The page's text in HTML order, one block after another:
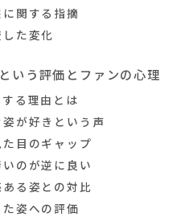
関する指摘
た変化
いう評価とファンの心理
る理由とは
が好きという声
目のギャップ
のが逆に良い
る姿との対比
姿への評価